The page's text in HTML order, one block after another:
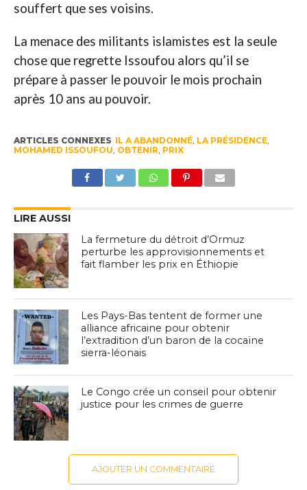
souffert que ses voisins.
La menace des militants islamistes est la seule
chose que regrette Issoufou alors qu’il se
prépare à passer le pouvoir le mois prochain
après 10 ans au pouvoir.
ARTICLES CONNEXES IL A ABANDONNÉ, LA PRÉSIDENCE,
MOHAMED ISSOUFOU, OBTENIR, PRIX
LIRE AUSSI
La fermeture du détroit d’Ormuz
perturbe les approvisionnements et
fait flamber les prix en Éthiopie
Les Pays-Bas tentent de former une
alliance africaine pour obtenir
l’extradition d’un baron de la cocaïne
sierra-léonais
Le Congo crée un conseil pour obtenir
justice pour les crimes de guerre
AJOUTER UN COMMENTAIRE